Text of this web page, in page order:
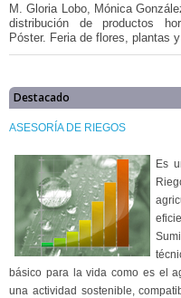
M. Gloria Lobo, Mónica
distribución de productos
Póster. Feria de flores, plantas
Destacado
ASESORÍA DE RIEGOS
Es
básico para la vida como es el
una actividad sostenible,